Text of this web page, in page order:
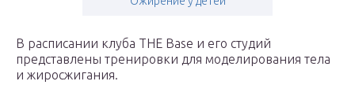
В расписании клуба THE Base и его студий
представлены тренировки для моделирования тела
и жиросжигания.